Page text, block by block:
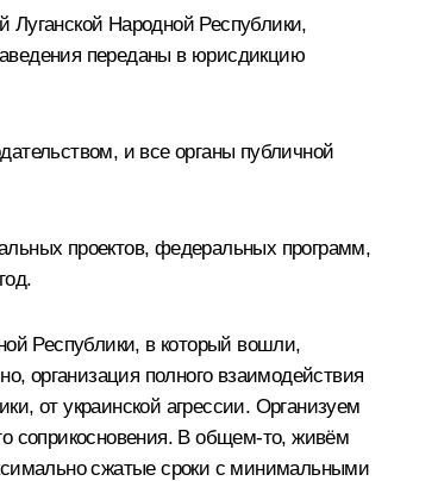
Народной Республики,
переданы в юрисдикцию
и все органы публичной
проектов, федеральных программ,
Республики, в который вошли,
организация полного взаимодействия
от украинской агрессии. Организуем
соприкосновения. В общем-то, живём
сжатые сроки с минимальными